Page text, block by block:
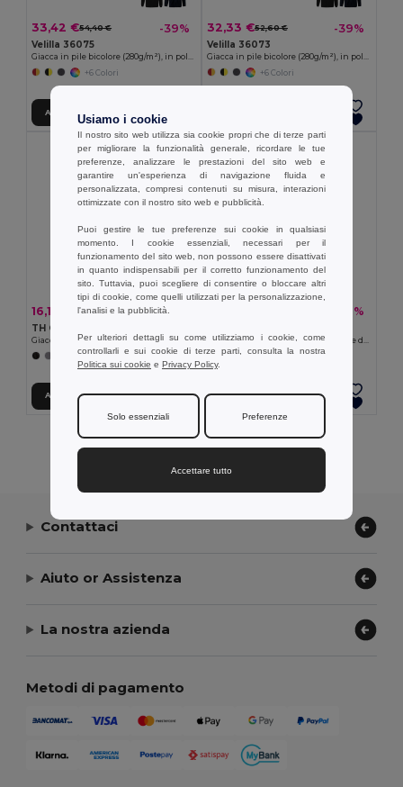
33,42 €54,40 € -39%
Velilla 36075
Giacca in pile bicolore (280g/m²), in poliestere (100%)
+6 Colori
Aggiungi al carrello
32,33 €52,60 € -39%
Velilla 36073
Giacca in pile bicolore (280g/m²), in poliestere (100%)
+6 Colori
16,17 € 24,18 € -33%
TH Clothes 30164
Giacca in pile da uomo in poliestere
+3 Colori
Aggiungi al carrello
-38%
+4 Colori
Aggiungi al carrello
Visualizzazione Di Tutti I Prodotti.
Contattaci
Aiuto or Assistenza
La nostra azienda
Metodi di pagamento
Usiamo i cookie
Il nostro sito web utilizza sia cookie propri che di terze parti
per migliorare la funzionalità generale, ricordare le tue
preferenze, analizzare le prestazioni del sito web e
garantire un'esperienza di navigazione fluida e
personalizzata, compresi contenuti su misura, interazioni
ottimizzate con il nostro sito web e pubblicità.
Puoi gestire le tue preferenze sui cookie in qualsiasi
momento. I cookie essenziali, necessari per il
funzionamento del sito web, non possono essere disattivati
in quanto indispensabili per il corretto funzionamento del
sito. Tuttavia, puoi scegliere di consentire o bloccare altri
tipi di cookie, come quelli utilizzati per la personalizzazione,
l'analisi e la pubblicità.
Per ulteriori dettagli su come utilizziamo i cookie, come
controllarli e sui cookie di terze parti, consulta la nostra
Politica sui cookie e Privacy Policy.
Solo essenziali Preferenze
Accettare tutto